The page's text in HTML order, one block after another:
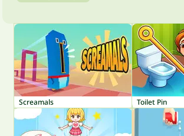
Screamals Toilet Pin